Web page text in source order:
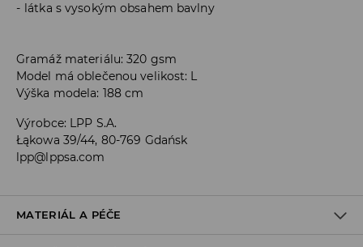
látka s vysokým obsahem bavlny
Gramáž materiálu: 320 gsm
Model má oblečenou velikost: L
Výška modela: 188 cm
Výrobce: LPP S.A.
Łąkowa 39/44, 80-769 Gdańsk
lpp@lppsa.com
MATERIÁL A PÉČE